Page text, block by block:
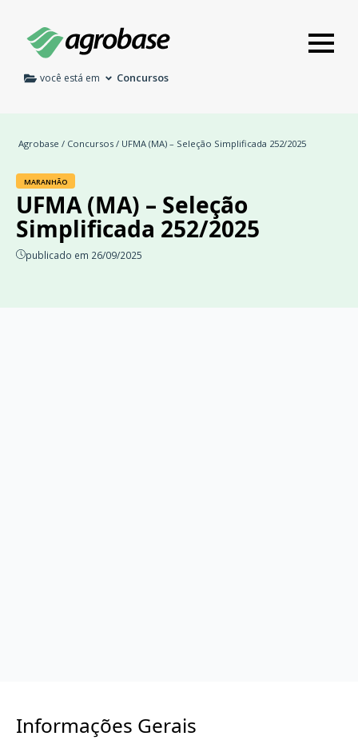
você está em Concursos
Agrobase / Concursos / UFMA (MA) – Seleção Simplificada 252/2025
MARANHÃO
UFMA (MA) – Seleção
Simplificada 252/2025
publicado em 26/09/2025
Informações Gerais